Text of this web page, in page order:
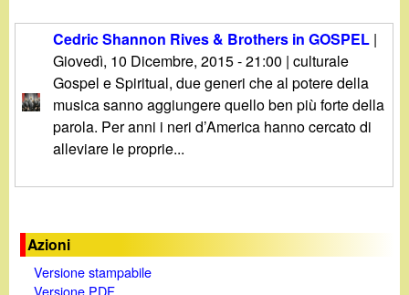
g
n
i
n
i
c
e
r
c
Cedric Shannon Rives & Brothers in GOSPEL |
Giovedì, 10 Dicembre, 2015 - 21:00 | culturale
Gospel e Spiritual, due generi che al potere della
musica sanno aggiungere quello ben più forte della
parola. Per anni i neri d’America hanno cercato di
alleviare le proprie...
Azioni
Versione stampabile
Versione PDF